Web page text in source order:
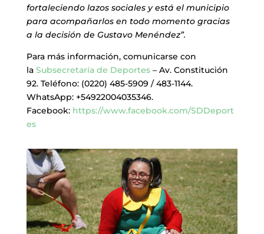
fortaleciendo lazos sociales y está el municipio
para acompañarlos en todo momento gracias
a la decisión de Gustavo Menéndez”.
Para más información, comunicarse con
la Subsecretaría de Deportes– Av. Constitución
92. Teléfono: (0220) 485-5909 / 483-1144.
WhatsApp: +54922004035346.
Facebook: https://www.facebook.com/SDDeport
es